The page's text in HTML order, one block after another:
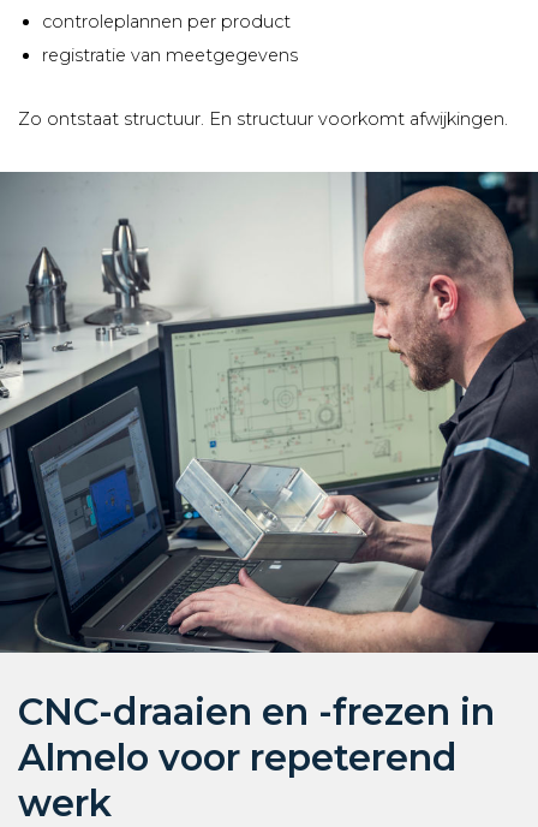
controleplannen per product
registratie van meetgegevens
Zo ontstaat structuur. En structuur voorkomt afwijkingen.
CNC-draaien en -frezen in
Almelo voor repeterend
werk